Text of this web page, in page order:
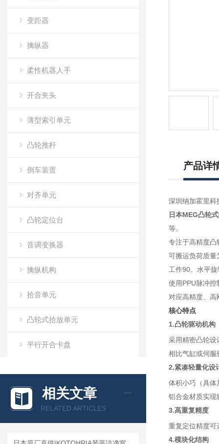
变距器
擒纵器
柔性机器人手
开合夹头
薄型索引单元
凸轮推杆
倒车装置
对齐单元
凸轮定位台
音调变换器
擒纵机构
拾音单元
凸轮式拾放单元
平行开合卡盘
查看全部产品 >>
相关文章
RELATED ARTICLES
产品详
深圳纳加霍里科
日本MEG凸轮
等。
专注于高精度凸
可搬运负荷质
工作90。水平
使用PPU脉冲
对应高精度、
核心特点
1.凸轮驱动机构
采用精密凸轮设
相比气缸或伺服
2.紧凑轻量化设
体积小巧（具体
铝合金材质实现
3.高重复精度
重复定位精度可
4.模块化结构